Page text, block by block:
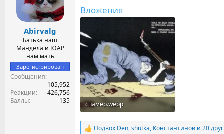
:
Abirvalg
Батька наш
Мандела и ЮАР
нам мать
Зарегистрирован
Сообщения
105,952
Реакции
426,756
Баллы
135
Вложения
спамер.webp
63.8 KB · Просмотры: 89
Р
Подвох Den,shutka, Константинов и 20